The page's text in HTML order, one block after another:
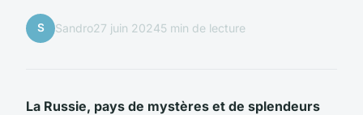
S Sandro27 juin 20245 min de lecture
La Russie, pays de mystères et de splendeurs